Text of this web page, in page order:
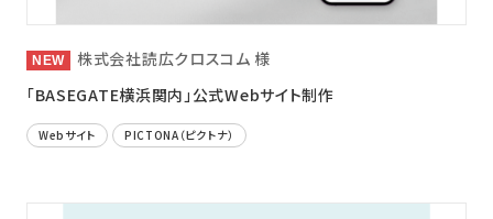
株式会社読広クロスコム 様
「BASEGATE横浜関内」公式Webサイト制作
Webサイト PICTONA（ピクトナ）